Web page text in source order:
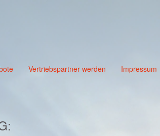
Vertriebspartner werden Impressum